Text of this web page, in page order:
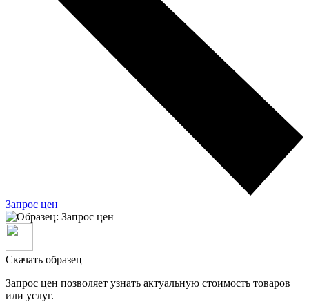
Запрос цен
Скачать образец
Запрос цен позволяет узнать актуальную стоимость товаров
или услуг.